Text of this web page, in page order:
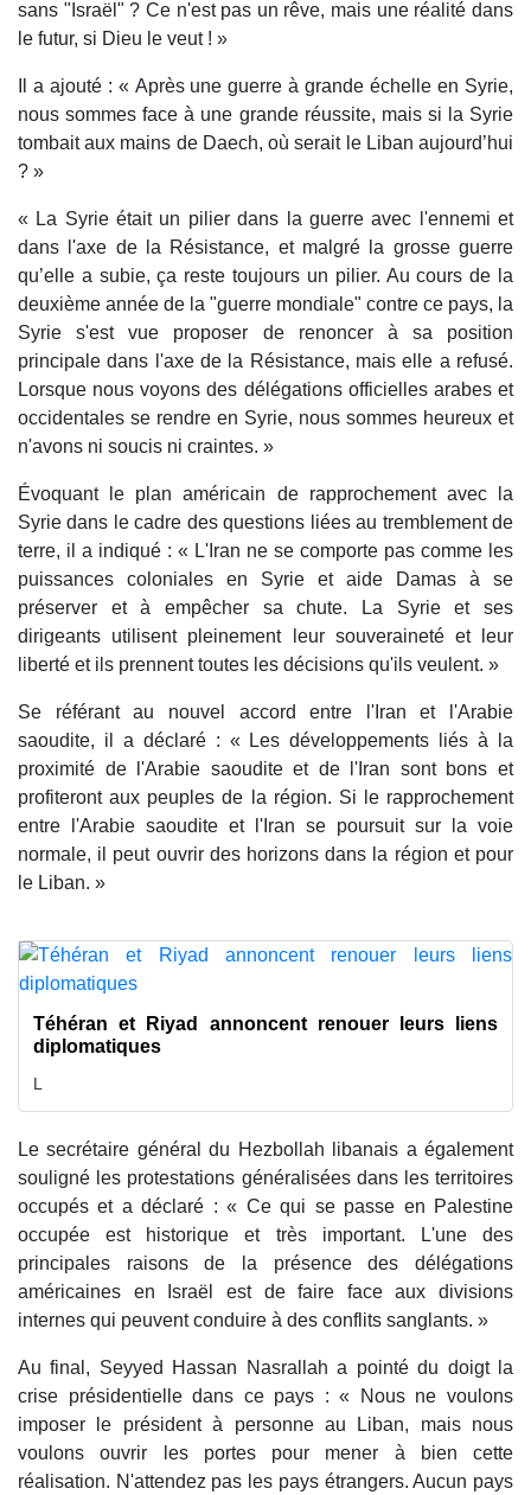
sans "Israël" ? Ce n'est pas un rêve, mais une réalité dans
le futur, si Dieu le veut ! »
Il a ajouté : « Après une guerre à grande échelle en Syrie,
nous sommes face à une grande réussite, mais si la Syrie
tombait aux mains de Daech, où serait le Liban aujourd’hui
? »
« La Syrie était un pilier dans la guerre avec l'ennemi et
dans l'axe de la Résistance, et malgré la grosse guerre
qu’elle a subie, ça reste toujours un pilier. Au cours de la
deuxième année de la "guerre mondiale" contre ce pays, la
Syrie s'est vue proposer de renoncer à sa position
principale dans l'axe de la Résistance, mais elle a refusé.
Lorsque nous voyons des délégations officielles arabes et
occidentales se rendre en Syrie, nous sommes heureux et
n'avons ni soucis ni craintes. »
Évoquant le plan américain de rapprochement avec la
Syrie dans le cadre des questions liées au tremblement de
terre, il a indiqué : « L'Iran ne se comporte pas comme les
puissances coloniales en Syrie et aide Damas à se
préserver et à empêcher sa chute. La Syrie et ses
dirigeants utilisent pleinement leur souveraineté et leur
liberté et ils prennent toutes les décisions qu'ils veulent. »
Se référant au nouvel accord entre l'Iran et l'Arabie
saoudite, il a déclaré : « Les développements liés à la
proximité de l'Arabie saoudite et de l'Iran sont bons et
profiteront aux peuples de la région. Si le rapprochement
entre l'Arabie saoudite et l'Iran se poursuit sur la voie
normale, il peut ouvrir des horizons dans la région et pour
le Liban. »
Téhéran et Riyad annoncent renouer leurs liens
diplomatiques
L
Le secrétaire général du Hezbollah libanais a également
souligné les protestations généralisées dans les territoires
occupés et a déclaré : « Ce qui se passe en Palestine
occupée est historique et très important. L'une des
principales raisons de la présence des délégations
américaines en Israël est de faire face aux divisions
internes qui peuvent conduire à des conflits sanglants. »
Au final, Seyyed Hassan Nasrallah a pointé du doigt la
crise présidentielle dans ce pays : « Nous ne voulons
imposer le président à personne au Liban, mais nous
voulons ouvrir les portes pour mener à bien cette
réalisation. N'attendez pas les pays étrangers. Aucun pays